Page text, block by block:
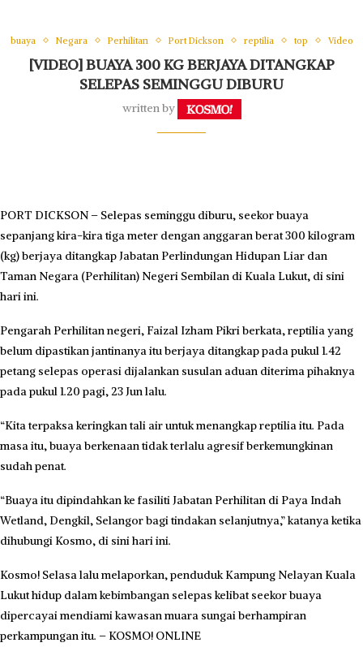
buaya Negara Perhilitan Port Dickson reptilia top Video
[VIDEO] BUAYA 300 KG BERJAYA DITANGKAP
SELEPAS SEMINGGU DIBURU
written by
PORT DICKSON – Selepas seminggu diburu, seekor buaya
sepanjang kira-kira tiga meter dengan anggaran berat 300 kilogram
(kg) berjaya ditangkap Jabatan Perlindungan Hidupan Liar dan
Taman Negara (Perhilitan) Negeri Sembilan di Kuala Lukut, di sini
hari ini.
Pengarah Perhilitan negeri, Faizal Izham Pikri berkata, reptilia yang
belum dipastikan jantinanya itu berjaya ditangkap pada pukul 1.42
petang selepas operasi dijalankan susulan aduan diterima pihaknya
pada pukul 1.20 pagi, 23 Jun lalu.
“Kita terpaksa keringkan tali air untuk menangkap reptilia itu. Pada
masa itu, buaya berkenaan tidak terlalu agresif berkemungkinan
sudah penat.
“Buaya itu dipindahkan ke fasiliti Jabatan Perhilitan di Paya Indah
Wetland, Dengkil, Selangor bagi tindakan selanjutnya,” katanya ketika
dihubungi Kosmo, di sini hari ini.
Kosmo! Selasa lalu melaporkan, penduduk Kampung Nelayan Kuala
Lukut hidup dalam kebimbangan selepas kelibat seekor buaya
dipercayai mendiami kawasan muara sungai berhampiran
perkampungan itu. – KOSMO! ONLINE